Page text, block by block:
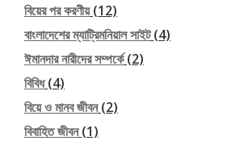
বিয়ের পর করণীয়(12)
বাংলাদেশের ম্যাট্রিমনিয়াল সাইট(4)
ঈমানদার নারীদের সম্পর্কে(2)
বিবিধ(4)
বিয়ে ও মানব জীবন(2)
বিবাহিত জীবন(1)